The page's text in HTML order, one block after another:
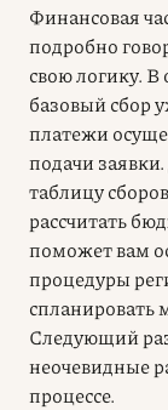
Финансовая
подробно
свою логику. В
базовый сбор
платежи
подачи
таблицу
рассчитать
поможет вам
процедуры
спланировать
Следующий
неочевидные
процессе.